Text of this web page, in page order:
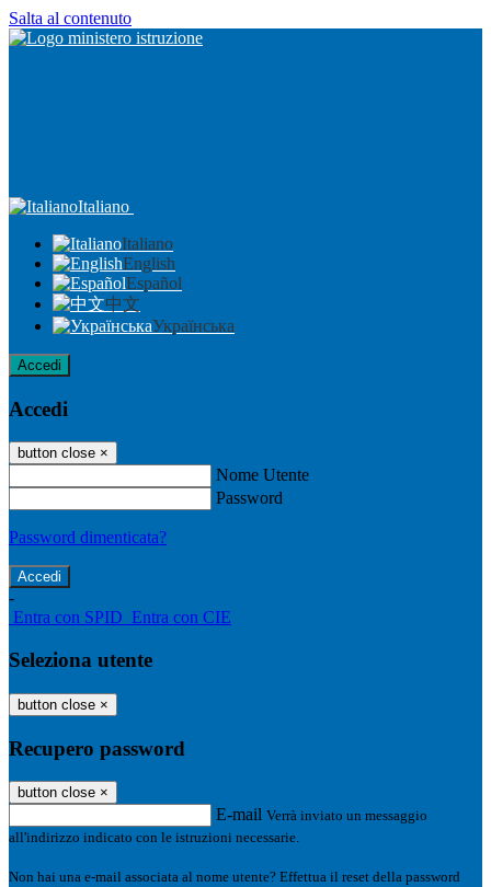
Salta al contenuto
Italiano
Italiano
English
Español
中文
Українська
Accedi
Accedi
button close ×
Nome Utente
Password
Password dimenticata?
-
Entra con SPID Entra con CIE
Seleziona utente
button close ×
Recupero password
button close ×
E-mail Verrà inviato un messaggio
all'indirizzo indicato con le istruzioni necessarie.
Non hai una e-mail associata al nome utente? Effettua il reset della password